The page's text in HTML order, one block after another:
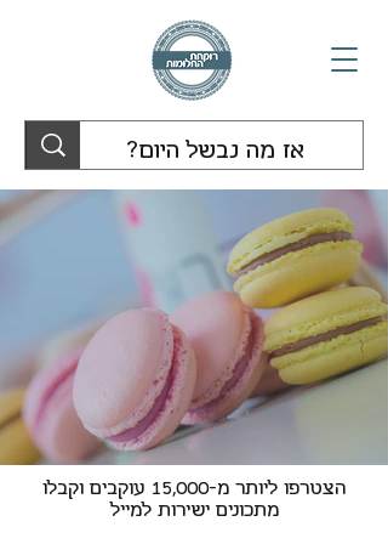
הצטרפו ליותר מ-15,000 עוקבים וקבלו
מתכונים ישירות למייל